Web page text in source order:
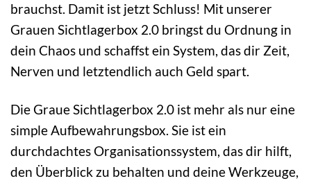
brauchst. Damit ist jetzt Schluss! Mit unserer
Grauen Sichtlagerbox 2.0 bringst du Ordnung in
dein Chaos und schaffst ein System, das dir Zeit,
Nerven und letztendlich auch Geld spart.
Die Graue Sichtlagerbox 2.0 ist mehr als nur eine
simple Aufbewahrungsbox. Sie ist ein
durchdachtes Organisationssystem, das dir hilft,
den Überblick zu behalten und deine Werkzeuge,